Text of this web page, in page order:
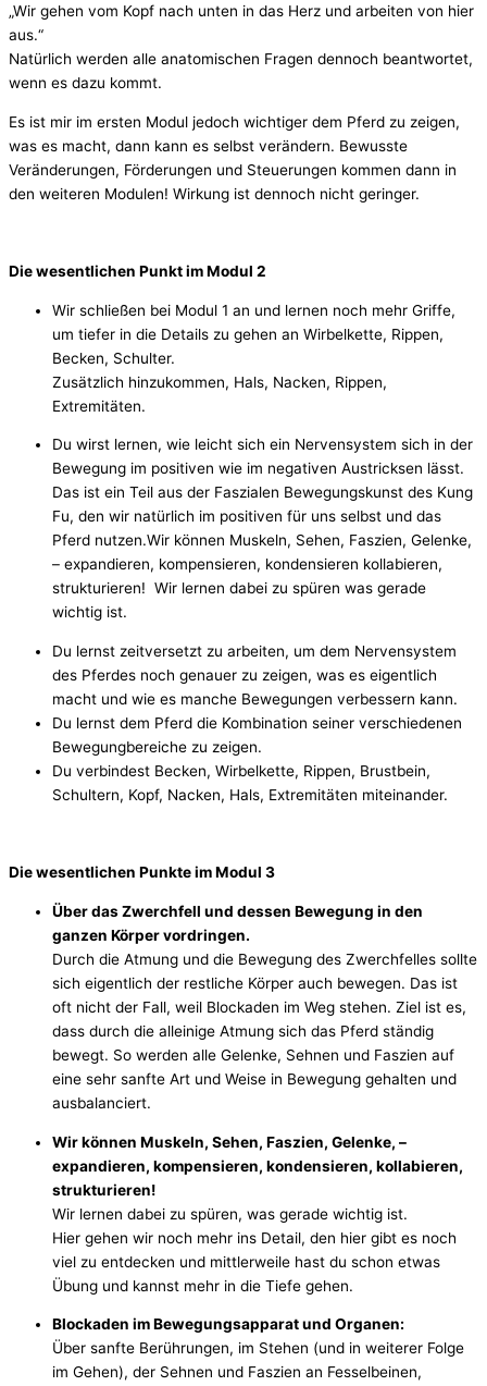
„Wir gehen vom Kopf nach unten in das Herz und arbeiten von hier
aus.“
Natürlich werden alle anatomischen Fragen dennoch beantwortet,
wenn es dazu kommt.
Es ist mir im ersten Modul jedoch wichtiger dem Pferd zu zeigen,
was es macht, dann kann es selbst verändern. Bewusste
Veränderungen, Förderungen und Steuerungen kommen dann in
den weiteren Modulen! Wirkung ist dennoch nicht geringer.
Die wesentlichen Punkt im Modul 2
Wir schließen bei Modul 1 an und lernen noch mehr Griffe,
um tiefer in die Details zu gehen an Wirbelkette, Rippen,
Becken, Schulter.
Zusätzlich hinzukommen, Hals, Nacken, Rippen,
Extremitäten.
Du wirst lernen, wie leicht sich ein Nervensystem sich in der
Bewegung im positiven wie im negativen Austricksen lässt.
Das ist ein Teil aus der Faszialen Bewegungskunst des Kung
Fu, den wir natürlich im positiven für uns selbst und das
Pferd nutzen.Wir können Muskeln, Sehen, Faszien, Gelenke,
– expandieren, kompensieren, kondensieren kollabieren,
strukturieren! Wir lernen dabei zu spüren was gerade
wichtig ist.
Du lernst zeitversetzt zu arbeiten, um dem Nervensystem
des Pferdes noch genauer zu zeigen, was es eigentlich
macht und wie es manche Bewegungen verbessern kann.
Du lernst dem Pferd die Kombination seiner verschiedenen
Bewegungbereiche zu zeigen.
Du verbindest Becken, Wirbelkette, Rippen, Brustbein,
Schultern, Kopf, Nacken, Hals, Extremitäten miteinander.
Die wesentlichen Punkte im Modul 3
Über das Zwerchfell und dessen Bewegung in den
ganzen Körper vordringen.
Durch die Atmung und die Bewegung des Zwerchfelles sollte
sich eigentlich der restliche Körper auch bewegen. Das ist
oft nicht der Fall, weil Blockaden im Weg stehen. Ziel ist es,
dass durch die alleinige Atmung sich das Pferd ständig
bewegt. So werden alle Gelenke, Sehnen und Faszien auf
eine sehr sanfte Art und Weise in Bewegung gehalten und
ausbalanciert.
Wir können Muskeln, Sehen, Faszien, Gelenke, –
expandieren, kompensieren, kondensieren, kollabieren,
strukturieren!
Wir lernen dabei zu spüren, was gerade wichtig ist.
Hier gehen wir noch mehr ins Detail, den hier gibt es noch
viel zu entdecken und mittlerweile hast du schon etwas
Übung und kannst mehr in die Tiefe gehen.
Blockaden im Bewegungsapparat und Organen:
Über sanfte Berührungen, im Stehen (und in weiterer Folge
im Gehen), der Sehnen und Faszien an Fesselbeinen,